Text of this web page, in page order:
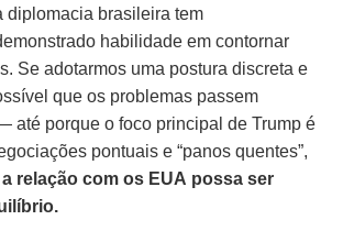
diplomacia brasileira tem
habilidade em contornar
Se adotarmos uma postura discreta e
que os problemas passem
até porque o foco principal de Trump é
pontuais e “panos quentes”,
relação com os EUA possa ser